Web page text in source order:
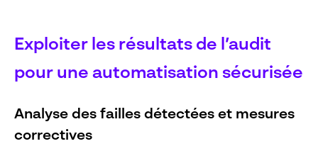
Exploiter les résultats de l’audit
pour une automatisation sécurisée
Analyse des failles détectées et mesures
correctives